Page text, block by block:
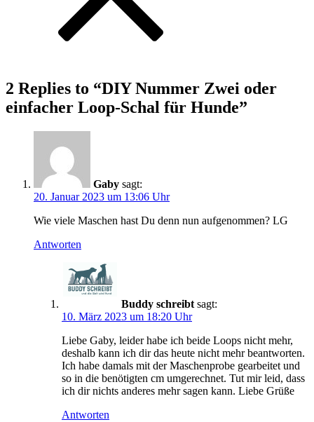
2 Replies to “DIY Nummer Zwei oder
einfacher Loop-Schal für Hunde”
Gaby sagt:
20. Januar 2023 um 13:06 Uhr
Wie viele Maschen hast Du denn nun aufgenommen? LG
Antworten
Buddy schreibt sagt:
10. März 2023 um 18:20 Uhr
Liebe Gaby, leider habe ich beide Loops nicht mehr,
deshalb kann ich dir das heute nicht mehr beantworten.
Ich habe damals mit der Maschenprobe gearbeitet und
so in die benötigten cm umgerechnet. Tut mir leid, dass
ich dir nichts anderes mehr sagen kann. Liebe Grüße
Antworten